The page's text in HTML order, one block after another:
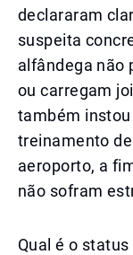
declararam
suspeita
alfândega não
ou carregam
também
treinamento
aeroporto, a
não sofram
Qual é o